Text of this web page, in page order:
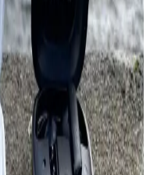
tasarım,
sağlayan bilgiler.
Güçlü
İpuçları
ses çıkışlı taşınabilir
özellikleriyle öne
ipuçları